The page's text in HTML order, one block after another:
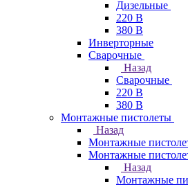
Дизельные
220 В
380 В
Инверторные
Сварочные
Назад
Сварочные
220 В
380 В
Монтажные пистолеты
Назад
Монтажные
Монтажные
Назад
Монтажные